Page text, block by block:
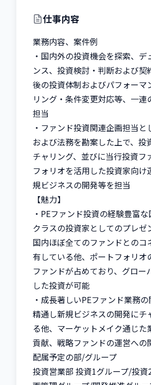
仕事内容
業務内容、案件例
・国内外の投資機会を探索、デ
ンス、投資検討・判断および契
後の投資体制およびパフォーマ
リング・条件変更対応等、一連
担当
・ファンド投資関連企画担当と
および法務を勘案した上で、投
チャリング、並びに当行投資フ
フォリオを活用した投資家向け
規ビジネスの開発等を担当
【魅力】
・PEファンド投資の経験豊富
クラスの投資家としてのプレゼ
国内ほぼ全てのファンドとのコ
有している他、ポートフォリオ
ファンドが占めており、グロー
した投資が可能
・成長著しいPEファンド業務
精通し新規ビジネスの開発にチ
る他、マーケットメイク通じた
貢献、戦略ファンドの運営への
配属予定の部/グループ
投資営業部 投資1グループ/投